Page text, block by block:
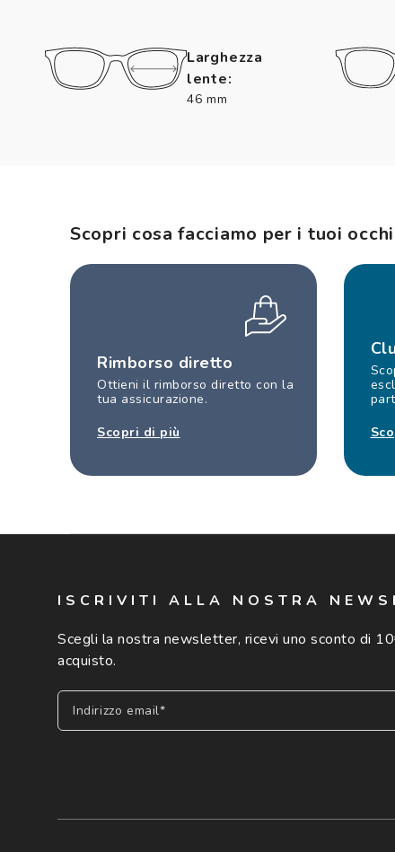
Larghezza
lente:
46 mm
Scopri cosa facciamo per i tuoi occhi
Rimborso diretto
Ottieni il rimborso diretto con la
tua assicurazione.
Scopri di più
ISCRIVITI ALLA NOSTRA
Scegli la nostra newsletter, ricevi uno sconto di
acquisto.
Indirizzo email*